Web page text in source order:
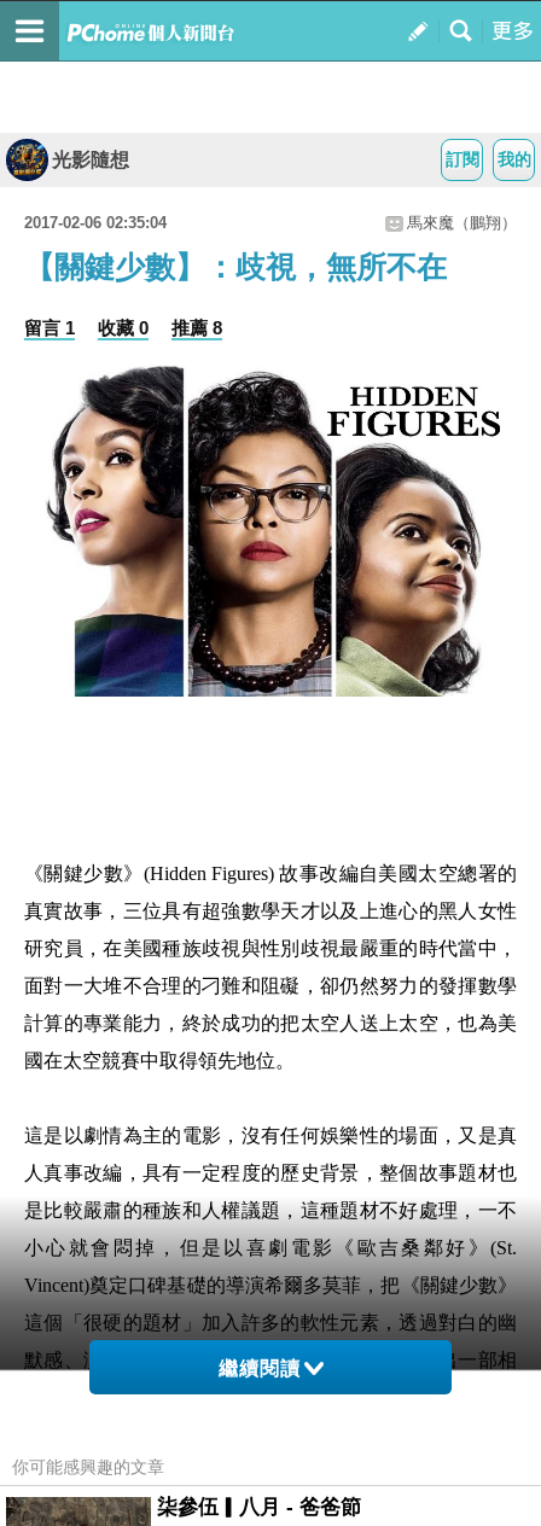
我的
訂閱
光影隨想
2017-02-06 02:35:04 馬來魔（鵬翔）
【關鍵少數】：歧視，無所不在
留言 1 收藏 0 推薦 8
《關鍵少數》(Hidden Figures) 故事改編自美國太空總署的
真實故事，三位具有超強數學天才以及上進心的黑人女性
研究員，在美國種族歧視與性別歧視最嚴重的時代當中，
面對一大堆不合理的刁難和阻礙，卻仍然努力的發揮數學
計算的專業能力，終於成功的把太空人送上太空，也為美
國在太空競賽中取得領先地位。
這是以劇情為主的電影，沒有任何娛樂性的場面，又是真
人真事改編，具有一定程度的歷史背景，整個故事題材也
是比較嚴肅的種族和人權議題，這種題材不好處理，一不
小心就會悶掉，但是以喜劇電影《歐吉桑鄰好》(St.
Vincent)奠定口碑基礎的導演希爾多莫菲，把《關鍵少數》
這個「很硬的題材」加入許多的軟性元素，透過對白的幽
默感、演員的演技，以及故事本身的張力，造就出一部相
當勵志，也非常感人的電影。
本片的英文原名「Hidden Figures」，意思是「隱藏的數
字」，要把人送上太空，還要平安降落返回地球，須要精
繼續閱讀
你可能感興趣的文章
柒參伍▎八月 - 爸爸節